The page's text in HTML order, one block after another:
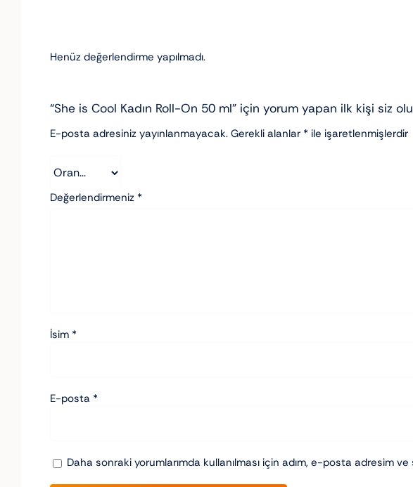
Henüz değerlendirme yapılmadı.
“She is Cool Kadın Roll-On 50 ml” için yorum yapan ilk kişi siz
E-posta adresiniz yayınlanmayacak. Gerekli alanlar * ile işaretlenmişlerdir
Değerlendirmeniz *
İsim *
E-posta *
Daha sonraki yorumlarımda kullanılması için adım, e-posta adresim